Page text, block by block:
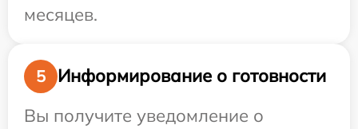
месяцев.
5
Информирование о готовности
Вы получите уведомление о